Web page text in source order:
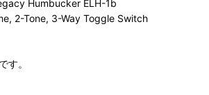
Humbucker ELH-1b
2-Tone, 3-Way Toggle Switch
す。